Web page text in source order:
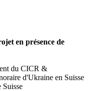
en présence de
du CICR &
d'Ukraine en Suisse
Suisse